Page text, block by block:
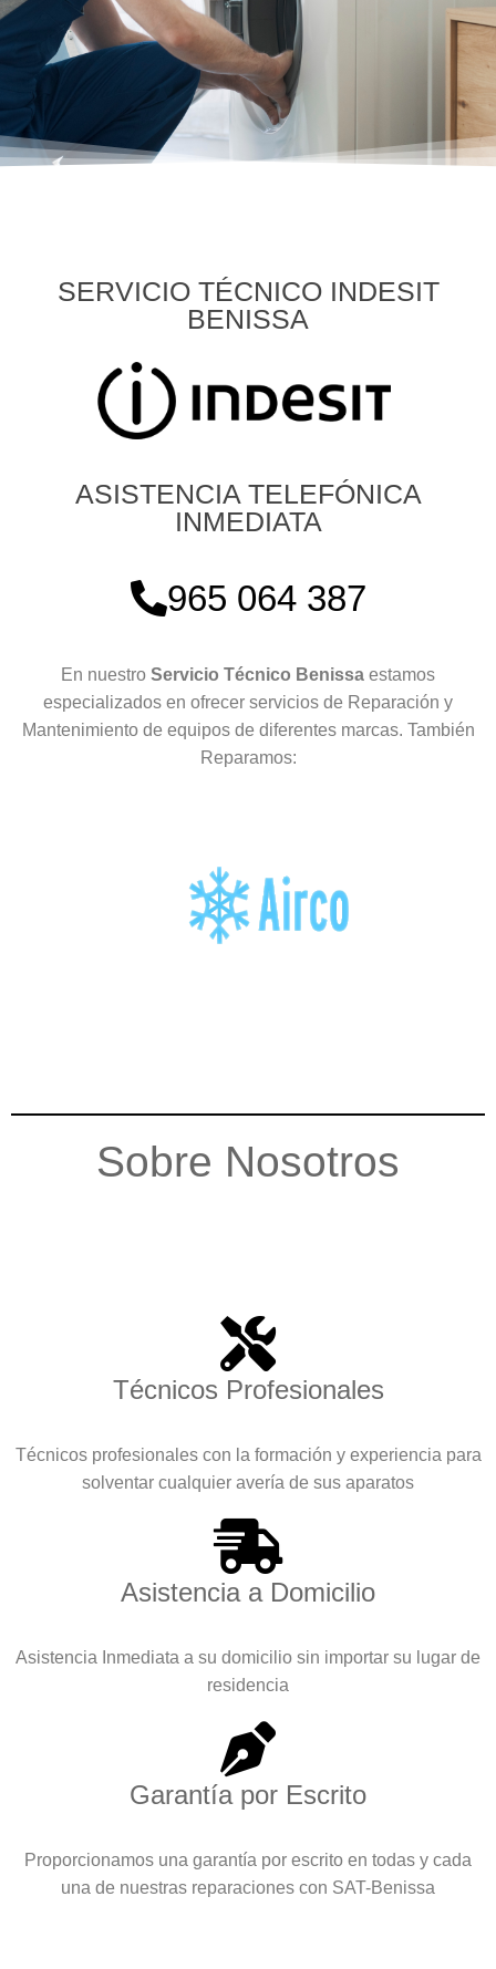
SERVICIO TÉCNICO INDESIT
BENISSA
ASISTENCIA TELEFÓNICA
INMEDIATA
965 064 387
En nuestro Servicio Técnico Benissa estamos
especializados en ofrecer servicios de Reparación y
Mantenimiento de equipos de diferentes marcas. También
Reparamos:
Sobre Nosotros
Técnicos Profesionales
Técnicos profesionales con la formación y experiencia para
solventar cualquier avería de sus aparatos
Asistencia a Domicilio
Asistencia Inmediata a su domicilio sin importar su lugar de
residencia
Garantía por Escrito
Proporcionamos una garantía por escrito en todas y cada
una de nuestras reparaciones con SAT-Benissa